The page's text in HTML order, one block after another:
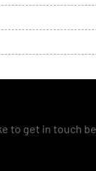
to get in touch